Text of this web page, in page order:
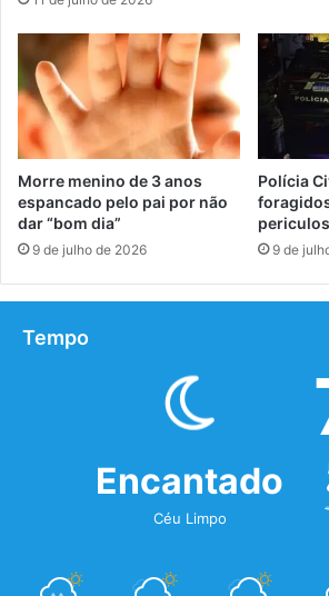
Morre menino de 3 anos
espancado pelo pai por não
dar “bom dia”
9 de julho de 2026
Polícia
9 de
Tempo
Encantado
Céu Limpo